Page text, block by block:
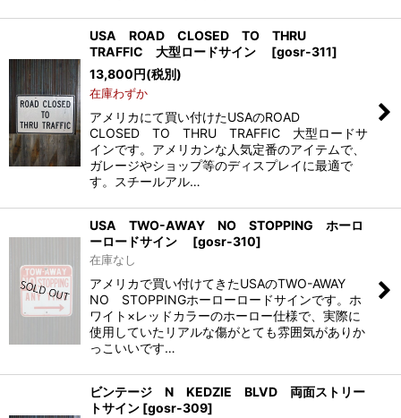
USA ROAD CLOSED TO THRU
TRAFFIC 大型ロードサイン
[gosr-311]
13,800円(税別)
在庫わずか
アメリカにて買い付けたUSAのROAD
CLOSED TO THRU TRAFFIC 大型ロードサ
インです。アメリカンな人気定番のアイテムで、
ガレージやショップ等のディスプレイに最適で
す。スチールアル…
USA TWO-AWAY NO STOPPING ホーロ
ーロードサイン
[gosr-310]
在庫なし
アメリカで買い付けてきたUSAのTWO-AWAY
NO STOPPINGホーローロードサインです。ホ
ワイト×レッドカラーのホーロー仕様で、実際に
使用していたリアルな傷がとても雰囲気がありか
っこいいです…
ビンテージ N KEDZIE BLVD 両面ストリー
トサイン [gosr-309]